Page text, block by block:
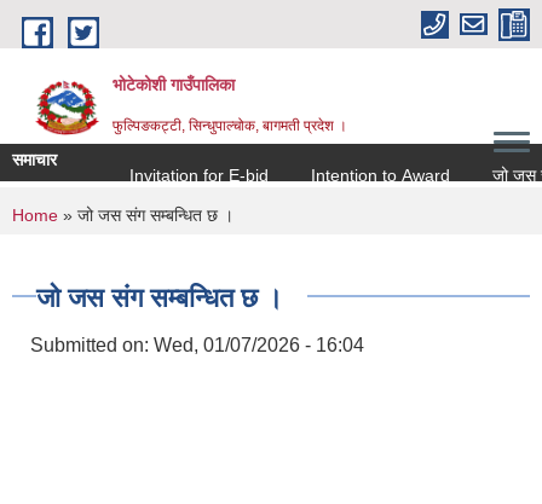
Skip to main content
भोटेकोशी गाउँपालिका
फुल्पिङकट्टी, सिन्धुपाल्चोक, बागमती प्रदेश ।
समाचार
Invitation for E-bid
Intention to Award जो जस संग
You are here
Home » जो जस संग सम्बन्धित छ ।
जो जस संग सम्बन्धित छ ।
Submitted on: Wed, 01/07/2026 - 16:04